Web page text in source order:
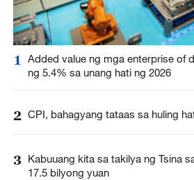
1
Added value ng mga enterprise of
ng 5.4% sa unang hati ng 2026
2 CPI, bahagyang tataas sa huling
3 Kabuuang kita sa takilya ng Tsina
17.5 bilyong yuan